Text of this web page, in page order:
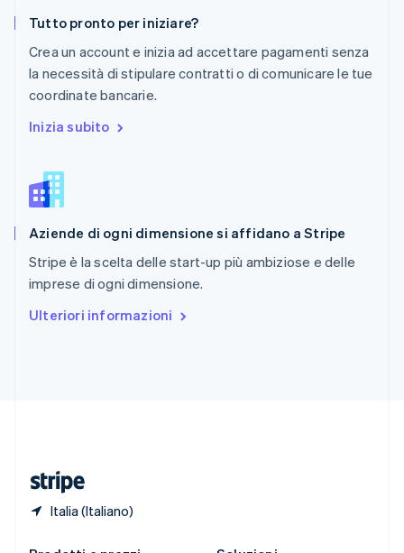
Tutto pronto per iniziare?
Crea un account e inizia ad accettare pagamenti senza
la necessità di stipulare contratti o di comunicare le tue
coordinate bancarie.
Inizia subito
Aziende di ogni dimensione si affidano a Stripe
Stripe è la scelta delle start-up più ambiziose e delle
imprese di ogni dimensione.
Ulteriori informazioni
Italia (Italiano)
English简体中文
Regno Unito
Repubblica Ceca
English
Romania
English
Slovacchia
Slovenia
Spagna
Español English
EnglishEspañol简体中文